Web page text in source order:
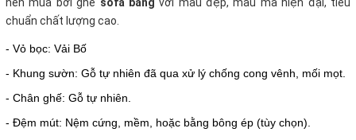
chuẩn chất lượng cao.
- Vỏ bọc: Vải Bố
- Khung sườn: Gỗ tự nhiên đã qua xử lý chống cong vênh, mối mọt.
- Chân ghế: Gỗ tự nhiên.
- Đệm mút: Nệm cứng, mềm, hoặc bằng bông ép (tùy chọn).